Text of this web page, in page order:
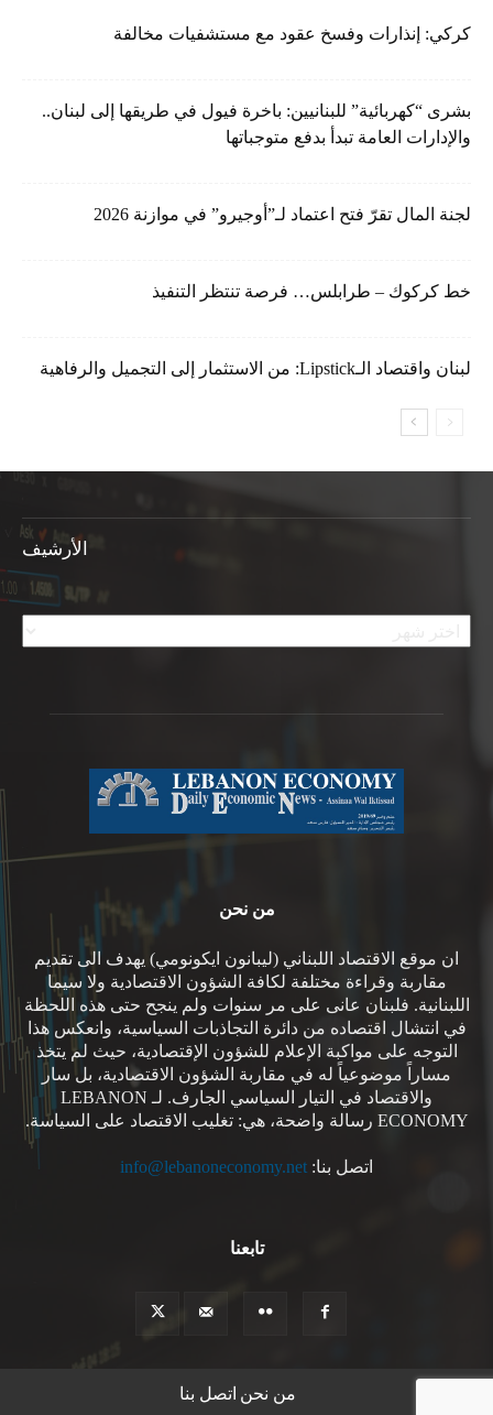
كركي: إنذارات وفسخ عقود مع مستشفيات مخالفة
بشرى “كهربائية” للبنانيين: باخرة فيول في طريقها إلى لبنان..
والإدارات العامة تبدأ بدفع متوجباتها
لجنة المال تقرّ فتح اعتماد لـ”أوجيرو” في موازنة 2026
خط كركوك – طرابلس… فرصة تنتظر التنفيذ
لبنان واقتصاد الـLipstick: من الاستثمار إلى التجميل والرفاهية
الأرشيف
الأرشيف
من نحن
ان موقع الاقتصاد اللبناني (ليبانون ايكونومي) يهدف الى تقديم
مقاربة وقراءة مختلفة لكافة الشؤون الاقتصادية ولا سيما
اللبنانية. فلبنان عانى على مر سنوات ولم ينجح حتى هذه اللحظة
في انتشال اقتصاده من دائرة التجاذبات السياسية، وانعكس هذا
التوجه على مواكبة الإعلام للشؤون الإقتصادية، حيث لم يتخذ
مساراً موضوعياً له في مقاربة الشؤون الاقتصادية، بل سار
والاقتصاد في التيار السياسي الجارف. لـ LEBANON
ECONOMY رسالة واضحة، هي: تغليب الاقتصاد على السياسة.
اتصل بنا: info@lebanoneconomy.net
تابعنا
من نحن اتصل بنا